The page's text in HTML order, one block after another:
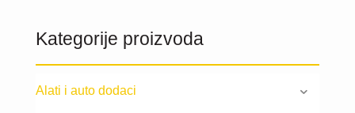
Kategorije proizvoda
Alati i auto dodaci